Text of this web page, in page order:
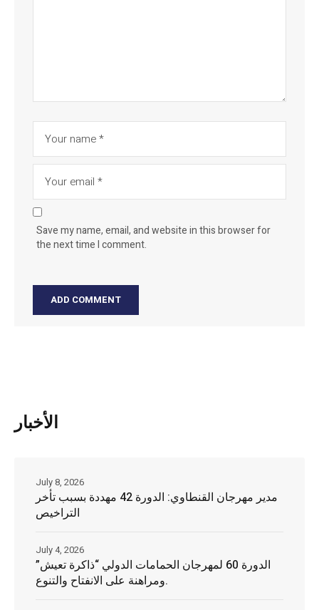
Save my name, email, and website in this browser for
the next time I comment.
الأخبار
مدير مهرجان القنطاوي: الدورة 42 مهددة بسبب تأخر
التراخيص
July 8, 2026
الدورة 60 لمهرجان الحمامات الدولي “ذاكرة تعيش”
ومراهنة على الانفتاح والتنوع.
July 4, 2026